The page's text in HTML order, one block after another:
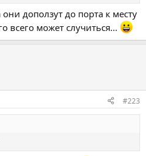
доползут до порта к месту
всего может случиться...
#223